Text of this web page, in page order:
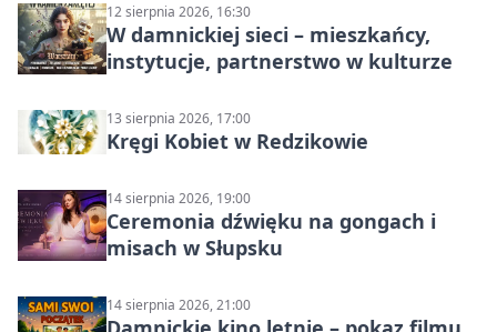
12 sierpnia 2026, 16:30
W damnickiej sieci – mieszkańcy,
instytucje, partnerstwo w kulturze
13 sierpnia 2026, 17:00
Kręgi Kobiet w Redzikowie
14 sierpnia 2026, 19:00
Ceremonia dźwięku na gongach i
misach w Słupsku
14 sierpnia 2026, 21:00